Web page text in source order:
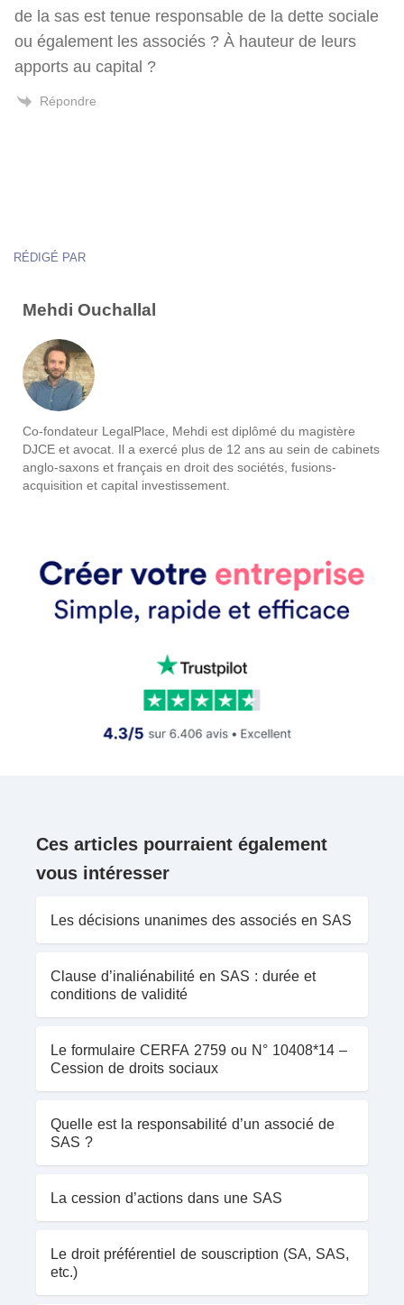
de la sas est tenue responsable de la dette sociale
ou également les associés ? À hauteur de leurs
apports au capital ?
Répondre
RÉDIGÉ PAR
Mehdi Ouchallal
Co-fondateur LegalPlace, Mehdi est diplômé du magistère
DJCE et avocat. Il a exercé plus de 12 ans au sein de cabinets
anglo-saxons et français en droit des sociétés, fusions-
acquisition et capital investissement.
Ces articles pourraient également
vous intéresser
Les décisions unanimes des associés en SAS
Clause d’inaliénabilité en SAS : durée et
conditions de validité
Le formulaire CERFA 2759 ou N° 10408*14 –
Cession de droits sociaux
Quelle est la responsabilité d’un associé de
SAS ?
La cession d’actions dans une SAS
Le droit préférentiel de souscription (SA, SAS,
etc.)